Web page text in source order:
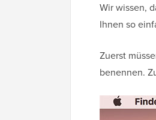
Wir wissen,
Ihnen so
Zuerst
benennen.